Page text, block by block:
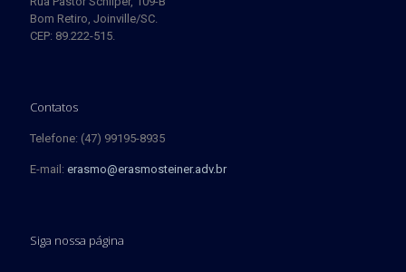
Bom Retiro, Joinville/SC.
CEP: 89.222-515.
Contatos
Telefone: (47) 99195-8935
E-mail: erasmo@erasmosteiner.adv.br
Siga nossa página